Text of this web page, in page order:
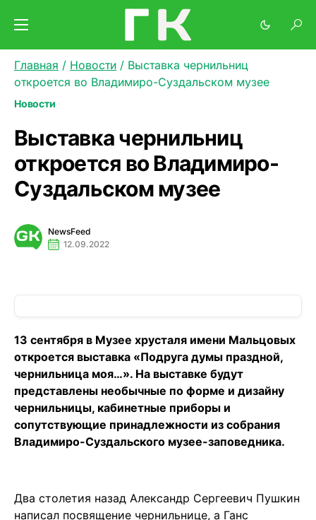
Главная / Новости / Выставка чернильниц
откроется во Владимиро-Суздальском музее
Новости
Выставка чернильниц
откроется во Владимиро-
Суздальском музее
NewsFeed
12.09.2022
13 сентября в Музее хрусталя имени Мальцовых
откроется выставка «Подруга думы праздной,
чернильница моя…». На выставке будут
представлены необычные по форме и дизайну
чернильницы, кабинетные приборы и
сопутствующие принадлежности из собрания
Владимиро-Суздальского музее-заповедника.
Два столетия назад Александр Сергеевич Пушкин
написал посвящение чернильнице, а Ганс